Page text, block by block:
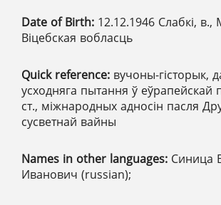
Date of Birth: 12.12.1946 Слабкі, в.,
Віцебская вобласць
Quick reference: вучоны-гісторык,
усходняга пытання ў еўрапейскай
ст., міжнародных адносін пасля
сусветнай вайны
Names in other languages: Синица
Иванович (russian);